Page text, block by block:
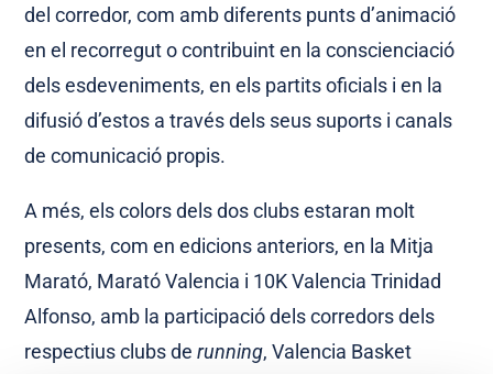
del corredor, com amb diferents punts d’animació
en el recorregut o contribuint en la conscienciació
dels esdeveniments, en els partits oficials i en la
difusió d’estos a través dels seus suports i canals
de comunicació propis.
A més, els colors dels dos clubs estaran molt
presents, com en edicions anteriors, en la Mitja
Marató, Marató Valencia i 10K Valencia Trinidad
Alfonso, amb la participació dels corredors dels
respectius clubs derunning, Valencia Basket